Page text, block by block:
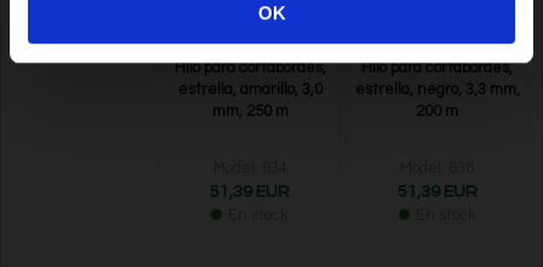
OK
Hilo para cortabordes,
estrella, amarillo, 3,0
mm, 250 m
51,39 EUR
Hilo para cortabordes,
estrella, negro, 3,3 mm,
200 m
51,39 EUR